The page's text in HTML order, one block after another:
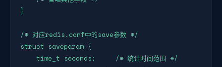
}
/* 对应redis.conf中的save参数 */
struct saveparam {
time_t seconds;     /* 统计时间范围 */